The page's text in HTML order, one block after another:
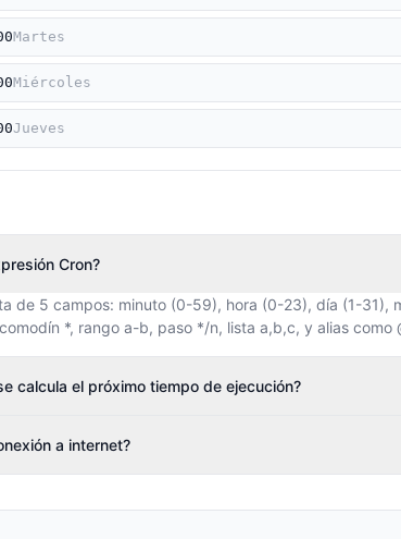
Martes
Miércoles
Jueves
Cron?
de 5 campos: minuto (0-59), hora (0-23), día (1-31),
*, rango a-b, paso */n, lista a,b,c, y alias como
calcula el próximo tiempo de ejecución?
a internet?